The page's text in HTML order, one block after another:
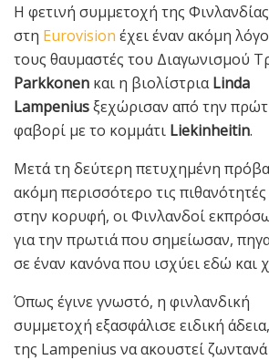
Η φετινή συμμετοχή της Φινλανδίας
στη Eurovision έχει έναν ακόμη
τους θαυμαστές του Διαγωνισμού
Parkkonen και η βιολίστριαLinda
Lampeniusξεχώρισαν από την
φαβορί με το κομμάτι Liekinheitin.
Μετά τη δεύτερη πετυχημένη
ακόμη περισσότερο τις
στην κορυφή, οι Φινλανδοί
για την πρωτιά που σημείωσαν,
σε έναν κανόνα που ισχύει εδώ και
Όπως έγινε γνωστό, η φινλανδική
συμμετοχή εξασφάλισε ειδική
της Lampenius να ακουστεί